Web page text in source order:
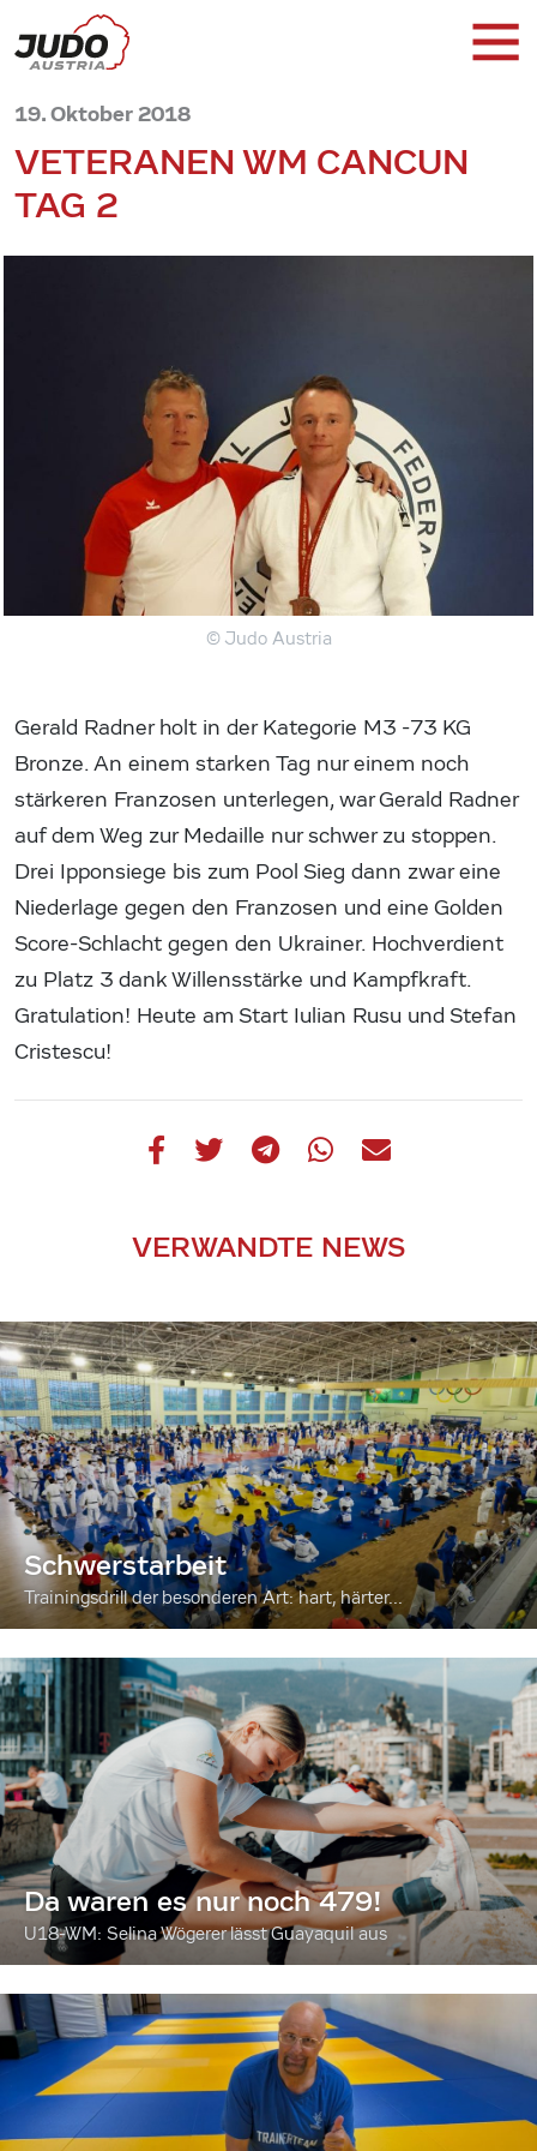
19. Oktober 2018
VETERANEN WM CANCUN
TAG 2
© Judo Austria
Gerald Radner holt in der Kategorie M3 -73 KG
Bronze. An einem starken Tag nur einem noch
stärkeren Franzosen unterlegen, war Gerald Radner
auf dem Weg zur Medaille nur schwer zu stoppen.
Drei Ipponsiege bis zum Pool Sieg dann zwar eine
Niederlage gegen den Franzosen und eine Golden
Score-Schlacht gegen den Ukrainer. Hochverdient
zu Platz 3 dank Willensstärke und Kampfkraft.
Gratulation! Heute am Start Iulian Rusu und Stefan
Cristescu!
VERWANDTE NEWS
Schwerstarbeit
Trainingsdrill der besonderen Art: hart, härter...
Da waren es nur noch 479!
U18-WM: Selina Wögerer lässt Guayaquil aus